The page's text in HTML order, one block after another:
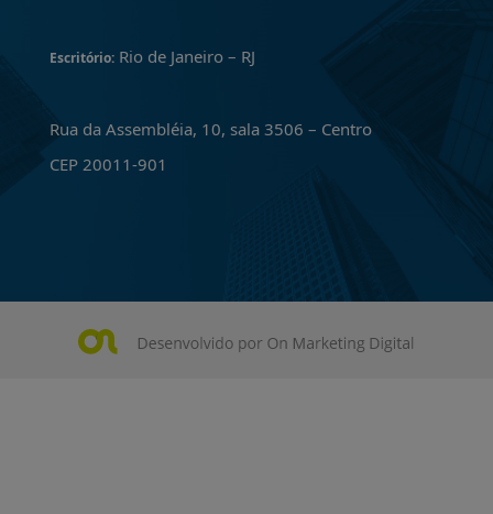
Escritório:Rio de Janeiro – RJ
Rua da Assembléia, 10, sala 3506 – Centro
CEP 20011-901